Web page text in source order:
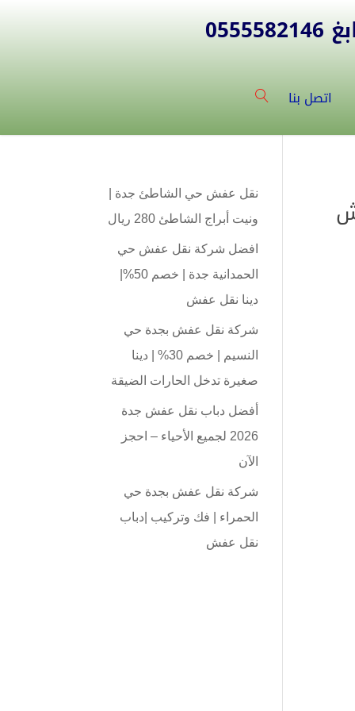
اتصل بنا
عفش
نقل عفش حي الشاطئ جدة |
ونيت أبراج الشاطئ 280 ريال
افضل شركة نقل عفش حي
الحمدانية جدة | خصم 50%|
دينا نقل عفش
شركة نقل عفش بجدة حي
النسيم | خصم 30% | دينا
صغيرة تدخل الحارات الضيقة
أفضل دباب نقل عفش جدة
2026 لجميع الأحياء – احجز
الآن
شركة نقل عفش بجدة حي
الحمراء | فك وتركيب |دباب
نقل عفش